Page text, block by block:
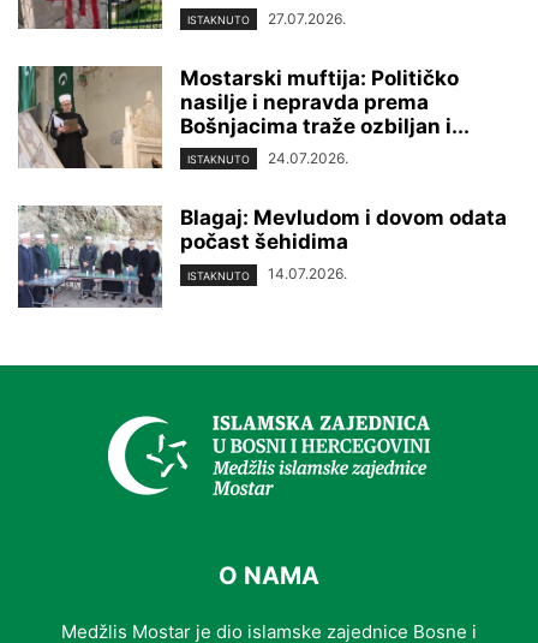
ISTAKNUTO 27.07.2026.
Mostarski muftija: Političko
nasilje i nepravda prema
Bošnjacima traže ozbiljan i...
ISTAKNUTO 24.07.2026.
Blagaj: Mevludom i dovom odata
počast šehidima
ISTAKNUTO 14.07.2026.
O NAMA
Medžlis Mostar je dio islamske zajednice Bosne i